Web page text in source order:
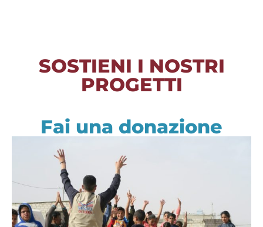
SOSTIENI I NOSTRI
PROGETTI
Fai una donazione